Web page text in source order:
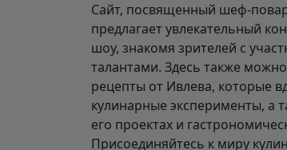
Сайт, посвященный шеф-
предлагает увлекательный
шоу, знакомя зрителей с
талантами. Здесь также
рецепты от Ивлева, которые
кулинарные эксперименты, а
его проектах и
Присоединяйтесь к миру